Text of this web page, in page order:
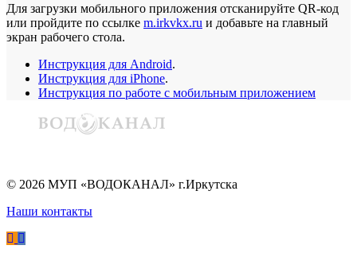
Для загрузки мобильного приложения отсканируйте QR-код
или пройдите по ссылке m.irkvkx.ru и добавьте на главный
экран рабочего стола.
Инструкция для Android.
Инструкция для iPhone.
Инструкция по работе с мобильным приложением
© 2026 МУП «ВОДОКАНАЛ» г.Иркутска
Наши контакты